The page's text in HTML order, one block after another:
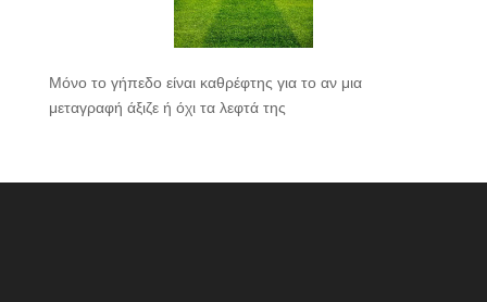
Μόνο το γήπεδο είναι καθρέφτης για το αν μια
μεταγραφή άξιζε ή όχι τα λεφτά της